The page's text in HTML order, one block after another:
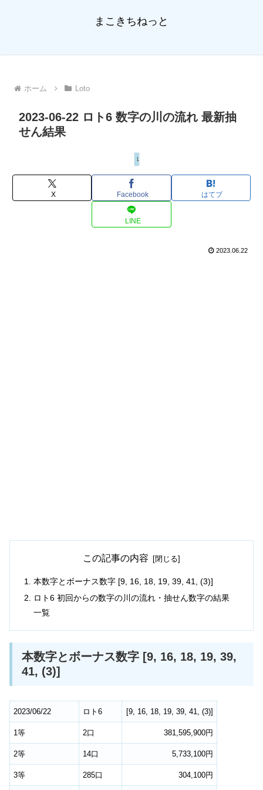
まこきちねっと
ホーム Loto
2023-06-22 ロト6 数字の川の流れ 最新抽
せん結果
Loto
X Facebook はてブ
LINE
2023.06.22
この記事の内容
本数字とボーナス数字 [9, 16, 18, 19, 39, 41, (3)]
ロト6 初回からの数字の川の流れ・抽せん数字の結果
一覧
本数字とボーナス数字 [9, 16, 18, 19, 39,
41, (3)]
2023/06/22 ロト6 [9, 16, 18, 19, 39, 41, (3)]
1等 2口 381,595,900円
2等 14口 5,733,100円
3等 285口 304,100円